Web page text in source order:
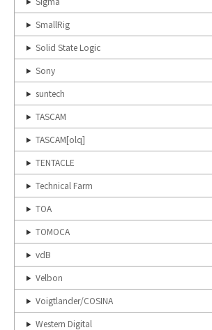
SmallRig
Solid State Logic
Sony
suntech
TASCAM
TASCAM[olq]
TENTACLE
Technical Farm
TOA
TOMOCA
vdB
Velbon
Voigtlander/COSINA
Western Digital